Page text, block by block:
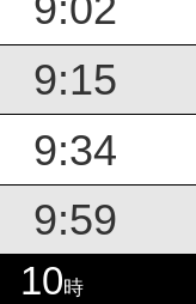
9:15
9:34
9:59
10時